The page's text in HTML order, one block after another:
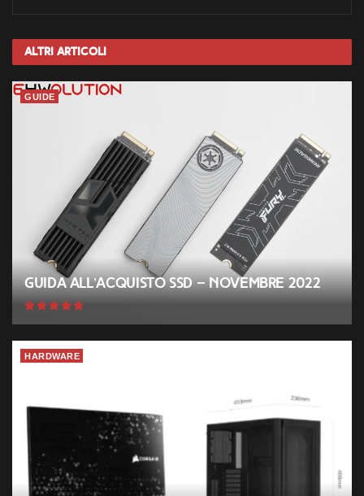
Altri Articoli
GUIDE
Guida all’acquisto SSD – Novembre 2022
HARDWARE